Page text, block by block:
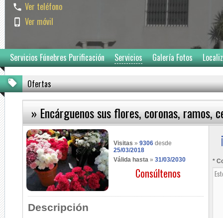
Ver teléfono
Ver móvil
Servicios Fúnebres Purificación Servicios Galería Fotos
Ofertas
» Encárguenos sus flores, coronas, ramos,
Visitas » 9306 desde
25/03/2018
Válida hasta » 31/03/2030
Consúltenos
Descripción
*